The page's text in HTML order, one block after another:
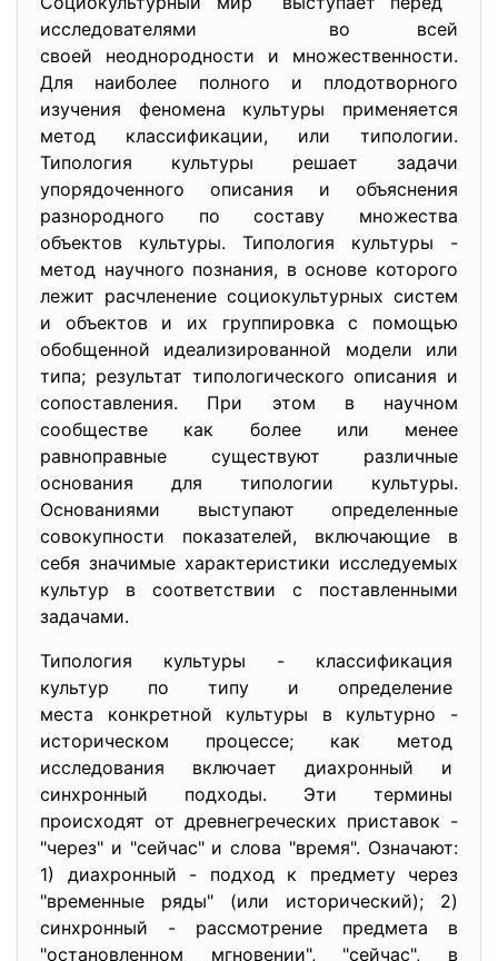
исследователями во всей
своей неоднородности и множественности.
Для наиболее полного и плодотворного
изучения феномена культуры применяется
метод классификации, или типологии.
Типология культуры решает задачи
упорядоченного описания и объяснения
разнородного по составу множества
объектов культуры. Типология культуры -
метод научного познания, в основе которого
лежит расчленение социокультурных систем
и объектов и их группировка с помощью
обобщенной идеализированной модели или
типа; результат типологического описания и
сопоставления. При этом в научном
сообществе как более или менее
равноправные существуют различные
основания для типологии культуры.
Основаниями выступают определенные
совокупности показателей, включающие в
себя значимые характеристики исследуемых
культур в соответствии с поставленными
задачами.
Типология культуры - классификация
культур по типу и определение
места конкретной культуры в культурно -
историческом процессе; как метод
исследования включает диахронный и
синхронный подходы. Эти термины
происходят от древнегреческих приставок -
"через" и "сейчас" и слова "время". Означают:
1) диахронный - подход к предмету через
"временные ряды" (или исторический); 2)
синхронный - рассмотрение предмета в
"остановленном мгновении", "сейчас", в